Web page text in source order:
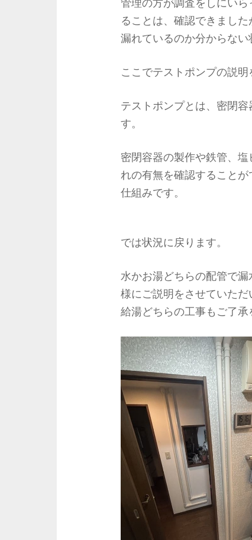
管理の方が調査をしにい
ることは、確認できまし
漏れているのか分からない
ここでテストポンプの説明
テストポンプとは、密閉
す。
密閉容器の製作や鉄管、
れの有無を確認すること
仕組みです。
では状況に戻ります。
水かお湯どちらの配管で
様にご説明をさせていた
給湯どちらの工事もご了承